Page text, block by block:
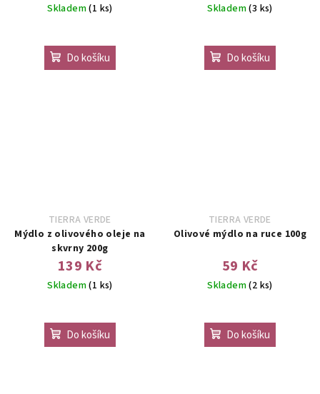
Skladem(1 ks)
Do košíku
Skladem(3 ks)
Do košíku
TIERRA VERDE
Mýdlo z olivového oleje na
skvrny 200g
139 Kč
Skladem(1 ks)
Do košíku
TIERRA VERDE
Olivové mýdlo na ruce 100g
59 Kč
Skladem(2 ks)
Do košíku